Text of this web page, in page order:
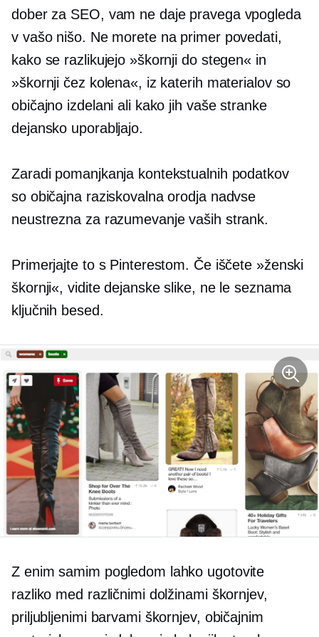
dober za SEO, vam ne daje pravega vpogleda
v vašo nišo. Ne morete na primer povedati,
kako se razlikujejo »škornji do stegen« in
»škornji čez kolena«, iz katerih materialov so
običajno izdelani ali kako jih vaše stranke
dejansko uporabljajo.
Zaradi pomanjkanja kontekstualnih podatkov
so običajna raziskovalna orodja nadvse
neustrezna za razumevanje vaših strank.
Primerjajte to s Pinterestom. Če iščete »ženski
škornji«, vidite dejanske slike, ne le seznama
ključnih besed.
Z enim samim pogledom lahko ugotovite
razliko med različnimi dolžinami škornjev,
priljubljenimi barvami škornjev, običajnim